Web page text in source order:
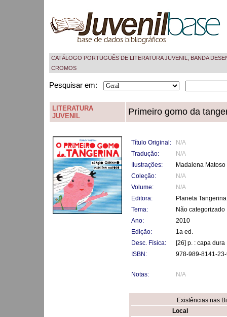
CATÁLOGO PORTUGUÊS DE LITERATURA JUVENIL, BANDA
CROMOS
Pesquisar em:
LITERATURA
JUVENIL
Primeiro gomo da
Título Original:
N/A
Tradução:
N/A
Ilustrações:
Madalena Matoso
Coleção:
N/A
Volume:
N/A
Editora:
Planeta Tangerina
Tema:
Não categorizado
Ano:
2010
Edição:
1a ed.
Desc. Física:
[26] p. : capa dura
ISBN:
978-989-8141-
Notas: N/A
Existências nas
Local